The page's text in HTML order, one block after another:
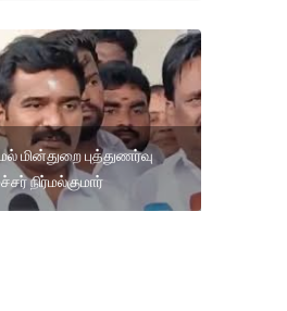
மின்துறை புத்துணர்வு
நிர்மல்குமார்